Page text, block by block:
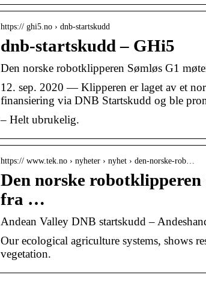
https:// ghi5.no › dnb-startskudd
dnb-startskudd – GHi5
Den norske robotklipperen Sømløs G1
12. sep. 2020 — Klipperen er laget av et
finansiering via DNB Startskudd og ble
– Helt ubrukelig.
https:// www.tek.no › nyheter › nyhet › den-norske-rob…
Den norske
fra …
Andean Valley DNB startskudd –
Our ecological agriculture systems, shows
vegetation.